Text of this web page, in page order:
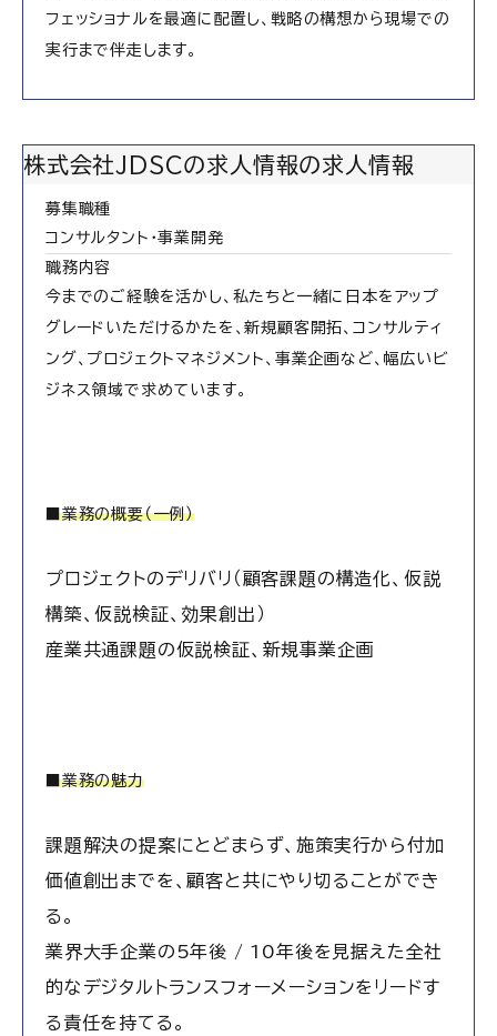
フェッショナルを最適に配置し、戦略の構想から現場での
実行まで伴走します。
株式会社JDSCの求人情報の求人情報
募集職種
コンサルタント・事業開発
職務内容
今までのご経験を活かし、私たちと一緒に日本をアップ
グレードいただけるかたを、新規顧客開拓、コンサルティ
ング、プロジェクトマネジメント、事業企画など、幅広いビ
ジネス領域で求めています。
■業務の概要（一例）
プロジェクトのデリバリ（顧客課題の構造化、仮説
構築、仮説検証、効果創出）
産業共通課題の仮説検証、新規事業企画
■業務の魅力
課題解決の提案にとどまらず、施策実行から付加
価値創出までを、顧客と共にやり切ることができ
る。
業界大手企業の5年後 / 10年後を見据えた全社
的なデジタルトランスフォーメーションをリードす
る責任を持てる。